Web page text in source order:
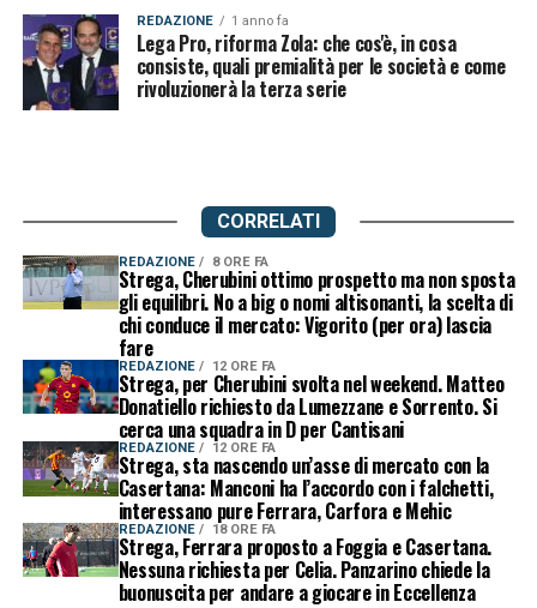
REDAZIONE 1 anno fa
Lega Pro, riforma Zola: che cos'è, in cosa
consiste, quali premialità per le società e come
rivoluzionerà la terza serie
CORRELATI
REDAZIONE 8 ORE FA
Strega, Cherubini ottimo prospetto ma non sposta
gli equilibri. No a big o nomi altisonanti, la scelta di
chi conduce il mercato: Vigorito (per ora) lascia
fare
REDAZIONE 12 ORE FA
Strega, per Cherubini svolta nel weekend. Matteo
Donatiello richiesto da Lumezzane e Sorrento. Si
cerca una squadra in D per Cantisani
REDAZIONE 12 ORE FA
Strega, sta nascendo un’asse di mercato con la
Casertana: Manconi ha l’accordo con i falchetti,
interessano pure Ferrara, Carfora e Mehic
REDAZIONE 18 ORE FA
Strega, Ferrara proposto a Foggia e Casertana.
Nessuna richiesta per Celia. Panzarino chiede la
buonuscita per andare a giocare in Eccellenza